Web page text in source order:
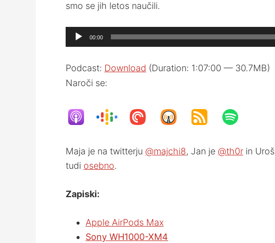
smo se jih letos naučili.
Audio
Player
00:00
Podcast: Download (Duration: 1:07:00 — 30.7MB)
Naroči se:
Maja je na twitterju @majchi8, Jan je @th0r in Uroš
tudi osebno.
Zapiski:
Apple AirPods Max
Sony WH1000-XM4